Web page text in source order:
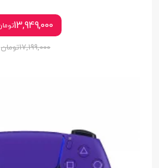
13,949,000
17,199,000تومان